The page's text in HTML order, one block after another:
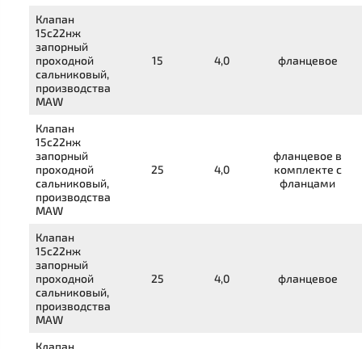
Клапан
15с22нж
запорный
проходной
сальниковый,
производства
MAW
15 4,0 фланцевое
Клапан
15с22нж
запорный
проходной
сальниковый,
производства
MAW
25 4,0
фланцевое в
комплекте с
фланцами
Клапан
15с22нж
запорный
проходной
сальниковый,
производства
MAW
25 4,0 фланцевое
Клапан